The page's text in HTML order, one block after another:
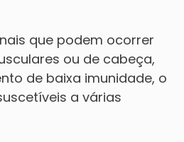
que podem ocorrer
ou de cabeça,
de baixa imunidade, o
a várias